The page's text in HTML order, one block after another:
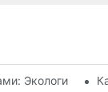
Экологичные